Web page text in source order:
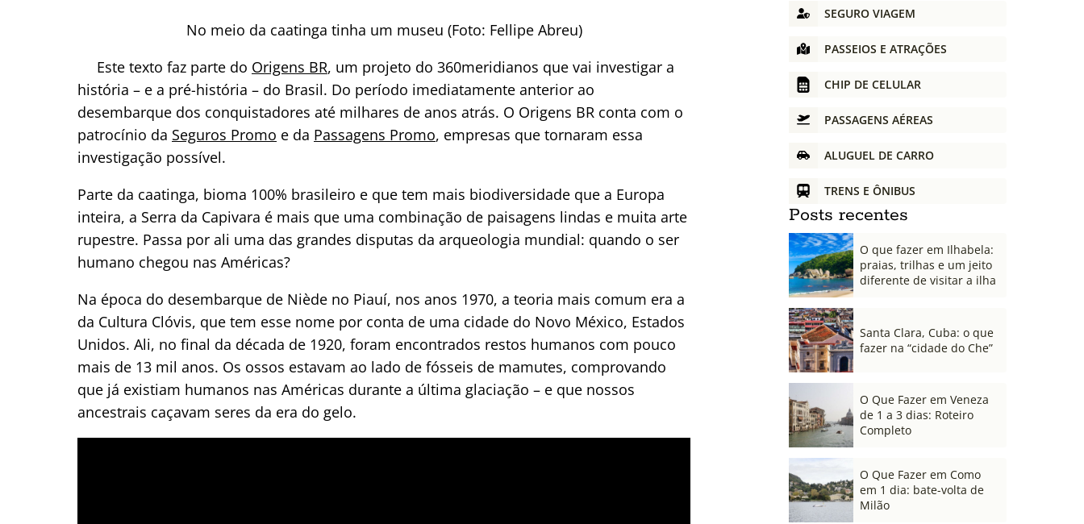
No meio da caatinga tinha um museu (Foto: Fellipe Abreu)
Este texto faz parte do Origens BR, um projeto do 360meridianos que vai investigar a
história – e a pré-história – do Brasil. Do período imediatamente anterior ao
desembarque dos conquistadores até milhares de anos atrás. O Origens BR conta com o
patrocínio da Seguros Promo e da Passagens Promo, empresas que tornaram essa
investigação possível.
Parte da caatinga, bioma 100% brasileiro e que tem mais biodiversidade que a Europa
inteira, a Serra da Capivara é mais que uma combinação de paisagens lindas e muita arte
rupestre. Passa por ali uma das grandes disputas da arqueologia mundial: quando o ser
humano chegou nas Américas?
Na época do desembarque de Niède no Piauí, nos anos 1970, a teoria mais comum era a
da Cultura Clóvis, que tem esse nome por conta de uma cidade do Novo México, Estados
Unidos. Ali, no final da década de 1920, foram encontrados restos humanos com pouco
mais de 13 mil anos. Os ossos estavam ao lado de fósseis de mamutes, comprovando
que já existiam humanos nas Américas durante a última glaciação – e que nossos
ancestrais caçavam seres da era do gelo.
SEGURO VIAGEM
PASSEIOS E ATRAÇÕES
CHIP DE CELULAR
PASSAGENS AÉREAS
ALUGUEL DE CARRO
TRENS E ÔNIBUS
Posts recentes
O que fazer em Ilhabela:
praias, trilhas e um jeito
diferente de visitar a ilha
Santa Clara, Cuba: o que
fazer na “cidade do Che”
O Que Fazer em Veneza
de 1 a 3 dias: Roteiro
Completo
O Que Fazer em Como
em 1 dia: bate-volta de
Milão